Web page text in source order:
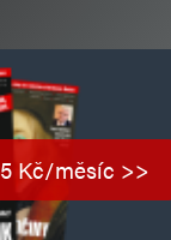
Kč/měsíc >>